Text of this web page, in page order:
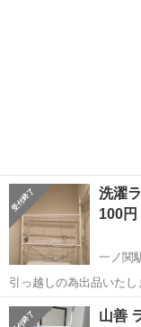
洗濯
100円
一ノ関
引っ越しの為出品いたし
などもほとんどなく比
るわけではないので保証はできません。
岩手 一関市 一
山善